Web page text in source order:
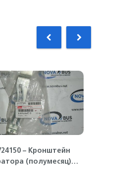
– Кронштейн
(полумесяц)